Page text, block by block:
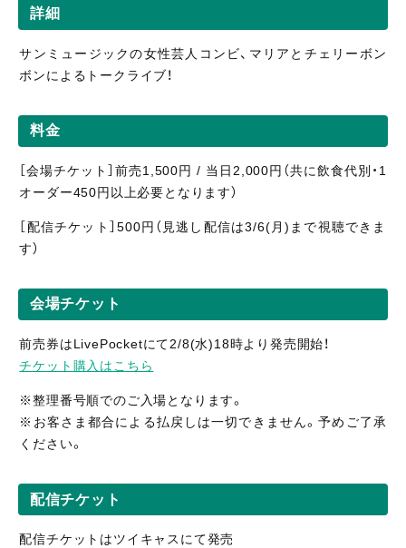
詳細
サンミュージックの女性芸人コンビ、マリアとチェリーボン
ボンによるトークライブ！
料金
［会場チケット］前売1,500円 / 当日2,000円（共に飲食代別・1
オーダー450円以上必要となります）
［配信チケット］500円（見逃し 配信は3/6(月)まで視聴できま
す）
会場チケット
前売券はLivePocketにて2/8(水)18時より発売開始！
チケット購入はこちら
※整理番号順でのご入場となります。
※お客さま都合による払戻しは一切できません。予めご了承
ください。
配信チケット
配信チケットはツイキャスにて発売